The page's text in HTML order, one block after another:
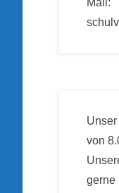
von
gerne